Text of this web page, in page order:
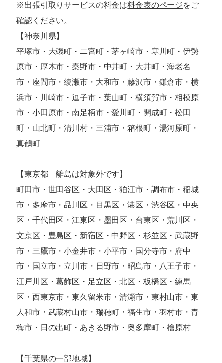
※出張引取りサービスの料金は料金表のページをご
確認ください。
【神奈川県】
平塚市・大磯町・二宮町・茅ヶ崎市・寒川町・伊勢
原市・厚木市・秦野市・中井町・大井町・海老名
市・座間市・綾瀬市・大和市・藤沢市・鎌倉市・横
浜市・川崎市・逗子市・葉山町・横須賀市・相模原
市・小田原市・南足柄市・愛川町・開成町・松田
町・山北町・清川村・三浦市・箱根町・湯河原町・
真鶴町
【東京都 離島は対象外です】
町田市・世田谷区・大田区・狛江市・調布市・稲城
市・多摩市・品川区・目黒区・港区・渋谷区・中央
区・千代田区・江東区・墨田区・台東区・荒川区・
文京区・豊島区・新宿区・中野区・杉並区・武蔵野
市・三鷹市・小金井市・小平市・国分寺市・府中
市・国立市・立川市・日野市・昭島市・八王子市・
江戸川区・葛飾区・足立区・北区・板橋区・練馬
区・西東京市・東久留米市・清瀬市・東村山市・東
大和市・武蔵村山市・瑞穂町・福生市・羽村市・青
梅市・日の出町・あきる野市・奥多摩町・檜原村
【千葉県の一部地域】